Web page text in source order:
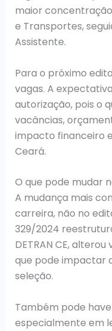
maior
e Transportes,
Assistente.
Para o próximo
vagas. A
autorização, pois o
vacâncias,
impacto financeiro
Ceará.
O que pode mudar
A mudança mais
carreira, não no
329/2024
DETRAN CE,
que pode impactar
seleção.
Também pode
especialmente em